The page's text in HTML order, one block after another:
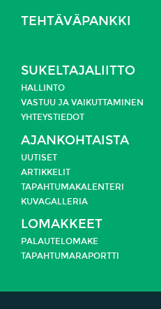
TEHTÄVÄPANKKI
SUKELTAJALIITTO
HALLINTO
VASTUU JA VAIKUTTAMINEN
YHTEYSTIEDOT
AJANKOHTAISTA
UUTISET
ARTIKKELIT
TAPAHTUMAKALENTERI
KUVAGALLERIA
LOMAKKEET
PALAUTELOMAKE
TAPAHTUMARAPORTTI